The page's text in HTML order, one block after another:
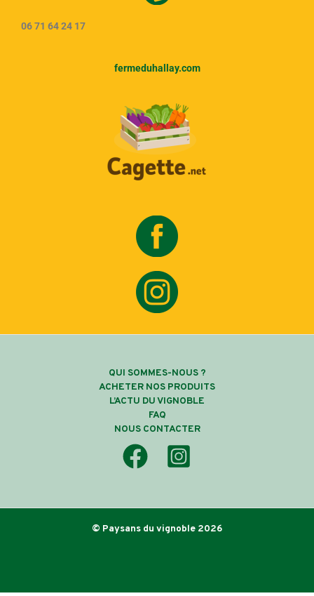
06 71 64 24 17
fermeduhallay.com
QUI SOMMES-NOUS ?
ACHETER NOS PRODUITS
L’ACTU DU VIGNOBLE
FAQ
NOUS CONTACTER
© Paysans du vignoble 2026